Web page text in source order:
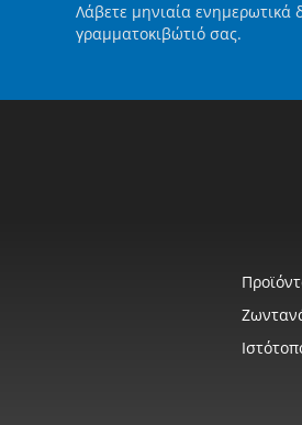
Λάβετε μηνιαία ενημερωτικά
γραμματοκιβώτιό σας.